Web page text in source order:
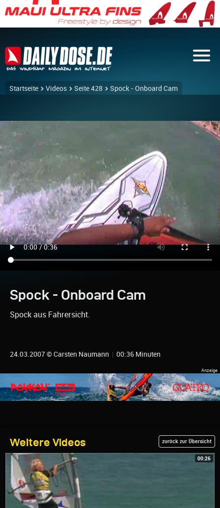
Startseite Videos Seite 428 Spock - Onboard Cam
Spock - Onboard Cam
Spock aus Fahrersicht.
24.03.2007 © Carsten Naumann | 00:36 Minuten
Weitere Videos zurück zur Übersicht
00:26